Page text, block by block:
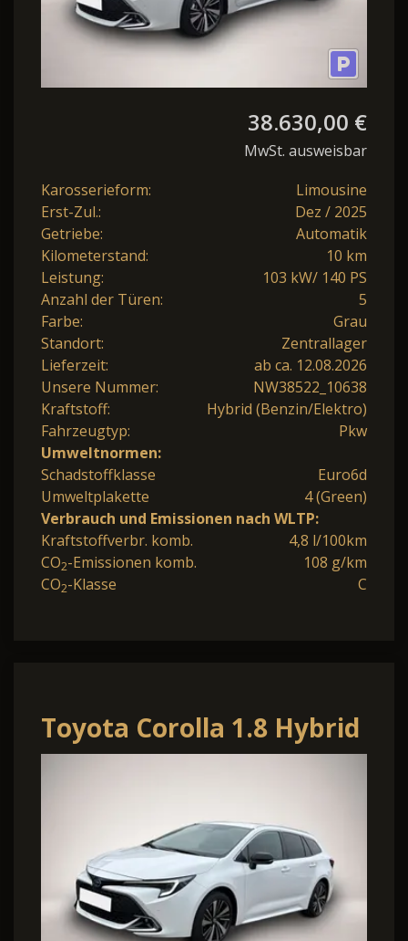
38.630,00 €
MwSt. ausweisbar
Karosserieform:
Limousine
Erst-Zul.:
Dez / 2025
Getriebe:
Automatik
Kilometerstand:
10 km
Leistung:
103 kW/ 140 PS
Anzahl der Türen:
5
Farbe:
Grau
Standort:
Zentrallager
Lieferzeit:
ab ca. 12.08.2026
Unsere Nummer:
NW38522_10638
Kraftstoff:
Hybrid (Benzin/Elektro)
Fahrzeugtyp:
Pkw
Umweltnormen:
Schadstoffklasse
Euro6d
Umweltplakette
4 (Green)
Verbrauch und Emissionen nach WLTP:
Kraftstoffverbr. komb.
4,8 l/100km
CO2-Emissionen komb.
108 g/km
CO2-Klasse C
Toyota Corolla 1.8 Hybrid
Touring Sports